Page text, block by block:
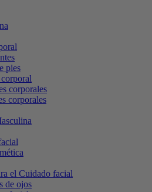
pies
corporales
corporales
el Cuidado facial
de ojos